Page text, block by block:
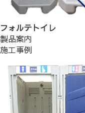
フォルテトイレ
製品案内
施工事例